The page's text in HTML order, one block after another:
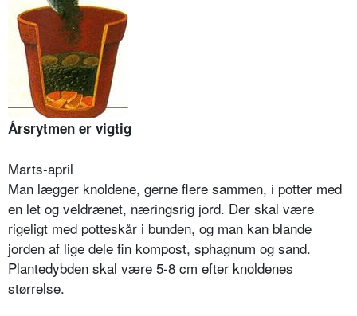
Årsrytmen er vigtig
Marts-april
Man lægger knoldene, gerne flere sammen, i potter med
en let og veldrænet, næringsrig jord. Der skal være
rigeligt med potteskår i bunden, og man kan blande
jorden af lige dele fin kompost, sphagnum og sand.
Plantedybden skal være 5-8 cm efter knoldenes
størrelse.